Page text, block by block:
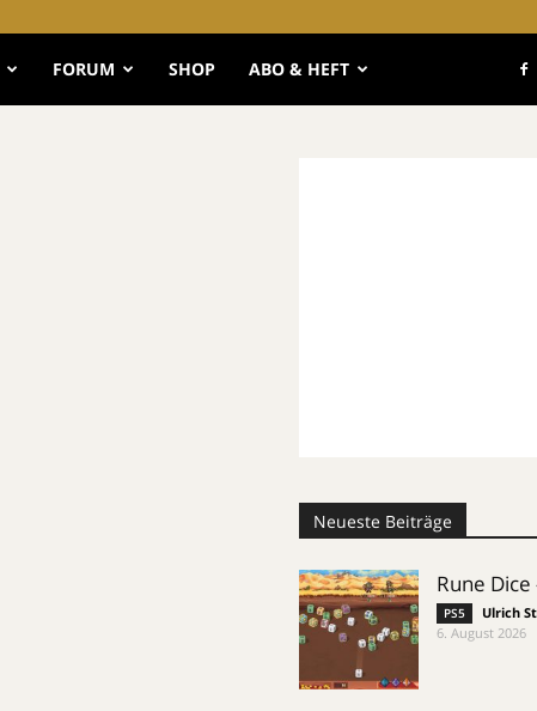
FORUM SHOP ABO & HEFT
Neueste Beiträge
Rune Dice
PS5 Ulrich
6. August 2026